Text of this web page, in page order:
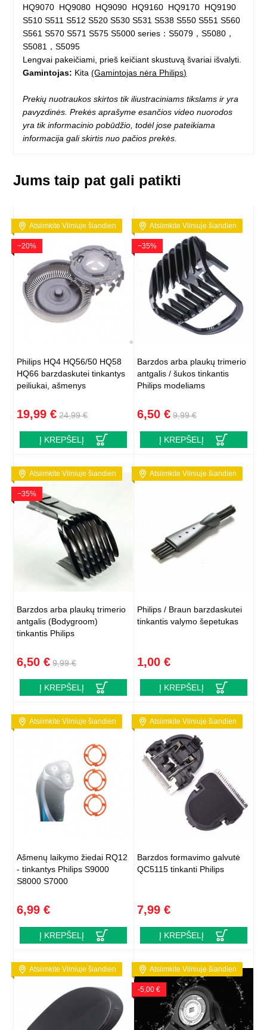
HQ9070 HQ9080 HQ9090 HQ9160 HQ9170 HQ9190
S510 S511 S512 S520 S530 S531 S538 S550 S551 S560
S561 S570 S571 S575 S5000 series：S5079，S5080，
S5081，S5095
Lengvai pakeičiami, prieš keičiant skustuvą švariai išvalyti.
Gamintojas: Kita(Gamintojas nėra Philips)
Prekių nuotraukos skirtos tik iliustraciniams tikslams ir yra
pavyzdinės. Prekės aprašyme esančios video nuorodos
yra tik informacinio pobūdžio, todėl jose pateikiama
informacija gali skirtis nuo pačios prekės.
Jums taip pat gali patikti
Atsiimkite Vilniuje šiandien
−20%
Philips HQ4 HQ56/50 HQ58
HQ66 barzdaskutei tinkantys
peiliukai, ašmenys
19,99 € 24,99 €
Į KREPŠELĮ
Atsiimkite Vilniuje šiandien
−35%
Barzdos arba plaukų trimerio
antgalis / šukos tinkantis
Philips modeliams
6,50 € 9,99 €
Į KREPŠELĮ
Atsiimkite Vilniuje šiandien
−35%
Barzdos arba plaukų trimerio
antgalis (Bodygroom)
tinkantis Philips
6,50 € 9,99 €
Į KREPŠELĮ
Atsiimkite Vilniuje šiandien
Philips / Braun barzdaskutei
tinkantis valymo šepetukas
1,00 €
Į KREPŠELĮ
Atsiimkite Vilniuje šiandien
Ašmenų laikymo žiedai RQ12
- tinkantys Philips S9000
S8000 S7000
6,99 €
Į KREPŠELĮ
Atsiimkite Vilniuje šiandien
Barzdos formavimo galvutė
QC5115 tinkanti Philips
7,99 €
Į KREPŠELĮ
Atsiimkite Vilniuje šiandien Atsiimkite Vilniuje šiandien
-5,00 €